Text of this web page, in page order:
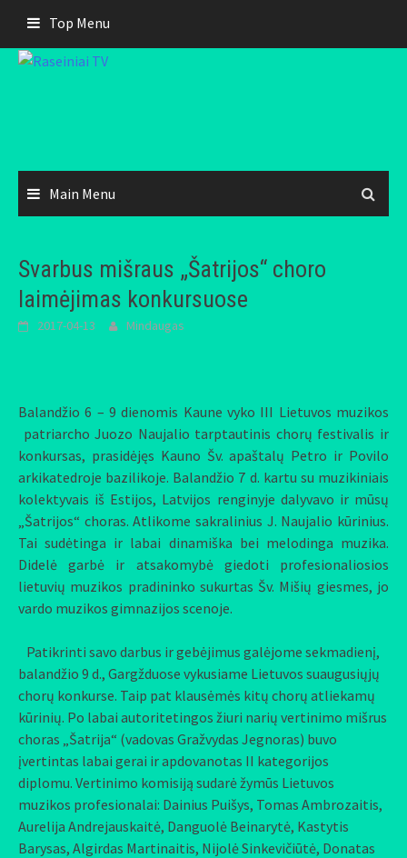
content
Top Menu
Main Menu
Svarbus mišraus „Šatrijos“ choro
laimėjimas konkursuose
2017-04-13 Mindaugas
Balandžio 6 – 9 dienomis Kaune vyko III Lietuvos muzikos
patriarcho Juozo Naujalio tarptautinis chorų festivalis ir
konkursas, prasidėjęs Kauno Šv. apaštalų Petro ir Povilo
arkikatedroje bazilikoje. Balandžio 7 d. kartu su muzikiniais
kolektyvais iš Estijos, Latvijos renginyje dalyvavo ir mūsų
„Šatrijos“ choras. Atlikome sakralinius J. Naujalio kūrinius.
Tai sudėtinga ir labai dinamiška bei melodinga muzika.
Didelė garbė ir atsakomybė giedoti profesionaliosios
lietuvių muzikos pradininko sukurtas Šv. Mišių giesmes, jo
vardo muzikos gimnazijos scenoje.
Patikrinti savo darbus ir gebėjimus galėjome sekmadienį,
balandžio 9 d., Gargžduose vykusiame Lietuvos suaugusiųjų
chorų konkurse. Taip pat klausėmės kitų chorų atliekamų
kūrinių. Po labai autoritetingos žiuri narių vertinimo mišrus
choras „Šatrija“ (vadovas Gražvydas Jegnoras) buvo
įvertintas labai gerai ir apdovanotas II kategorijos
diplomu. Vertinimo komisiją sudarė žymūs Lietuvos
muzikos profesionalai: Dainius Puišys, Tomas Ambrozaitis,
Aurelija Andrejauskaitė, Danguolė Beinarytė, Kastytis
Barysas, Algirdas Martinaitis, Nijolė Sinkevičiūtė, Donatas